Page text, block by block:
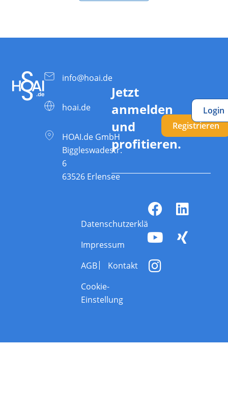
info@hoai.de
hoai.de
HOAI.de GmbH
Biggleswadestr.
6
63526 Erlensee
Jetzt
anmelden
und
profitieren.
Registrieren
Login
Datenschutzerklärung
Impressum
AGB
Kontakt
Cookie-
Einstellung